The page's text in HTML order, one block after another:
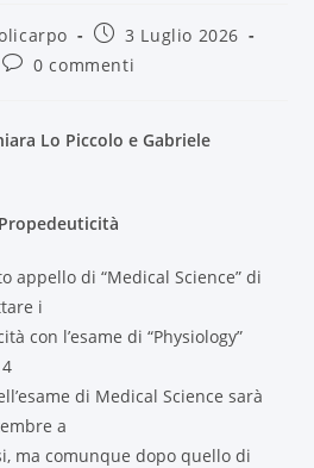
3 Luglio 2026
0 commenti
Lo Piccolo e Gabriele
appello di “Medical Science” di
i
con l’esame di “Physiology”
di Medical Science sarà
a
ma comunque dopo quello di